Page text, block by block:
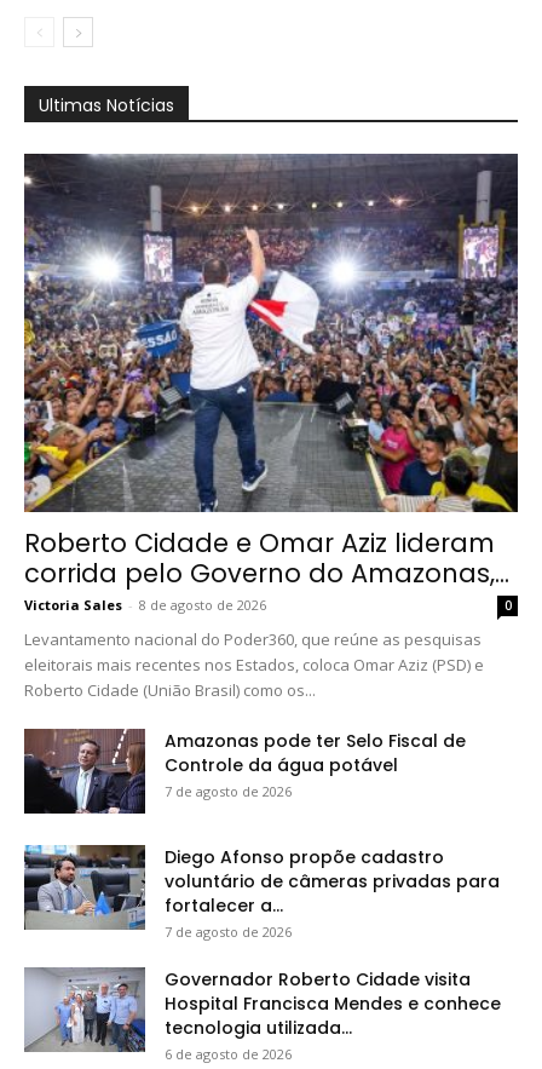
Ultimas Notícias
Roberto Cidade e Omar Aziz lideram
corrida pelo Governo do Amazonas,...
Victoria Sales - 8 de agosto de 2026 0
Levantamento nacional do Poder360, que reúne as pesquisas
eleitorais mais recentes nos Estados, coloca Omar Aziz (PSD) e
Roberto Cidade (União Brasil) como os...
Amazonas pode ter Selo Fiscal de
Controle da água potável
7 de agosto de 2026
Diego Afonso propõe cadastro
voluntário de câmeras privadas para
fortalecer a...
7 de agosto de 2026
Governador Roberto Cidade visita
Hospital Francisca Mendes e conhece
tecnologia utilizada...
6 de agosto de 2026